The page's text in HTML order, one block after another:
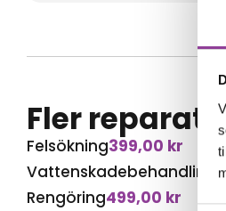
Fler
Felsökning399,00 kr
Vattenskadebehandling
Rengöring499,00 kr